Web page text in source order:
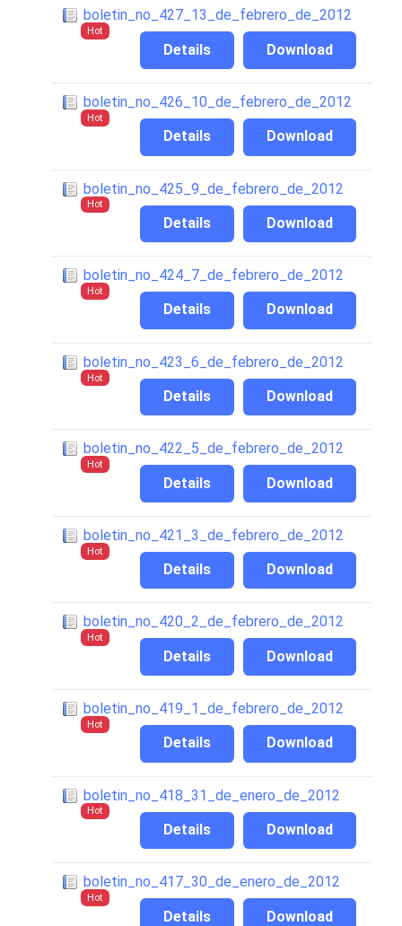
boletin_no_427_13_de_febrero_de_2012
Hot
Download
Details
boletin_no_426_10_de_febrero_de_2012
Hot
Download
Details
boletin_no_425_9_de_febrero_de_2012
Hot
Download
Details
boletin_no_424_7_de_febrero_de_2012
Hot
Download
Details
boletin_no_423_6_de_febrero_de_2012
Hot
Download
Details
boletin_no_422_5_de_febrero_de_2012
Hot
Download
Details
boletin_no_421_3_de_febrero_de_2012
Hot
Download
Details
boletin_no_420_2_de_febrero_de_2012
Hot
Download
Details
boletin_no_419_1_de_febrero_de_2012
Hot
Download
Details
boletin_no_418_31_de_enero_de_2012
Hot
Download
Details
boletin_no_417_30_de_enero_de_2012
Hot
Download
Details